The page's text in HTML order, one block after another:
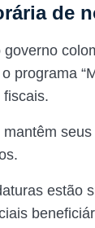
de
programa
estão